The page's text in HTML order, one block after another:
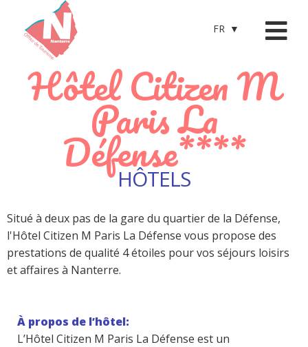
FR
Hôtel Citizen M
Paris La
Défense****
HÔTELS
Situé à deux pas de la gare du quartier de la Défense,
l'Hôtel Citizen M Paris La Défense vous propose des
prestations de qualité 4 étoiles pour vos séjours loisirs
et affaires à Nanterre.
À propos de l’hôtel:
L’Hôtel Citizen M Paris La Défense est un